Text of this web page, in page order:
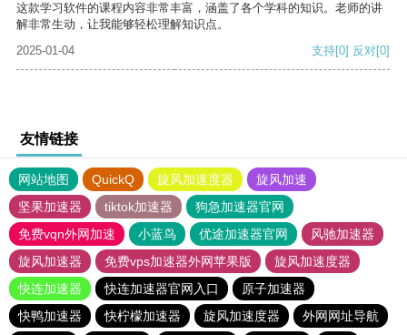
这款学习软件的课程内容非常丰富，涵盖了各个学科的知识。老师的讲
解非常生动，让我能够轻松理解知识点。
2025-01-04
支持[0] 反对[0]
友情链接
网站地图 QuickQ 旋风加速度器
旋风加速
坚果加速器
tiktok加速器
狗急加速器官网
免费vqn外网加速
小蓝鸟 优途加速器官网
风驰加速器
旋风加速器
免费vps加速器外网苹果版
旋风加速度器
快连加速器
快连加速器官网入口
原子加速器
快鸭加速器
快柠檬加速器 旋风加速度器
外网网址导航